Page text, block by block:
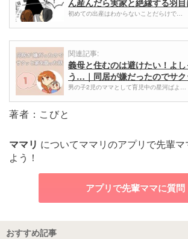
初めての出産はわからないことだらけで…
関連記事:
義母と住むのは避けたい！よ
う…｜同居が嫌だったのでサ
男の子2児のママとして育児中の星河ばよ…
著者：こびと
ママリ についてママリのアプリで先輩
よう！
アプリで先輩ママに質問
おすすめ記事